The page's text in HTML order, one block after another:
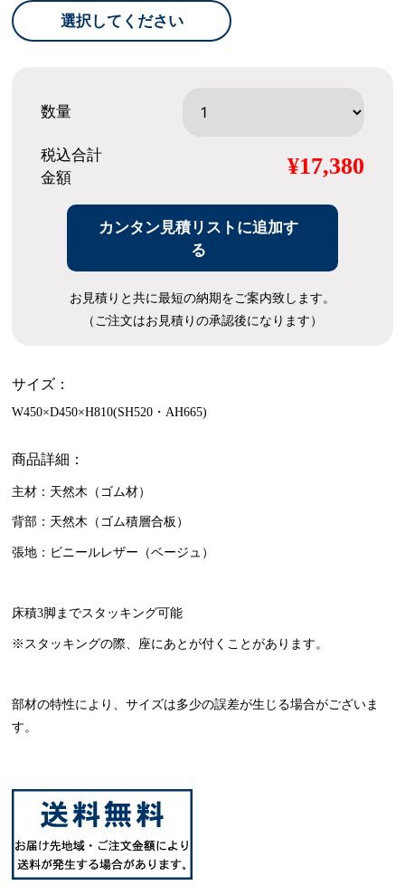
選択してください
数量
税込合計
金額
¥17,380
カンタン見積リストに追加す
る
お見積りと共に最短の納期をご案内致します。
（ご注文はお見積りの承認後になります）
サイズ：
W450×D450×H810(SH520・AH665)
商品詳細：
主材：天然木（ゴム材）
背部：天然木（ゴム積層合板）
張地：ビニールレザー（ベージュ）
床積3脚までスタッキング可能
※スタッキングの際、座にあとが付くことがあります。
部材の特性により、サイズは多少の誤差が生じる場合がございま
す。